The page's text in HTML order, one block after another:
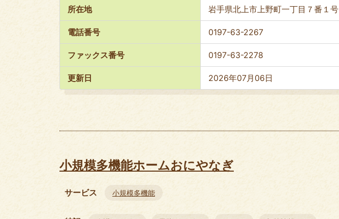
所在地 岩手県北上市上野町一丁目７番１号
電話番号 0197-63-2267
ファックス番号 0197-63-2278
更新日 2026年07月06日
小規模多機能ホームおにやなぎ
サービス 小規模多機能